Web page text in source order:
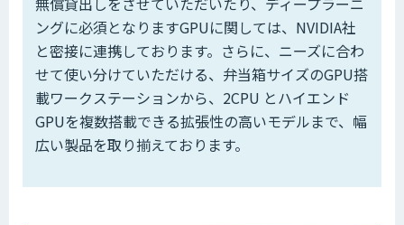
ングに必須となりますGPUに関しては、NVIDIA社
と密接に連携しております。さらに、ニーズに合わ
せて使い分けていただける、弁当箱サイズのGPU搭
載ワークステーションから、2CPU とハイエンド
GPUを複数搭載できる拡張性の高いモデルまで、幅
広い製品を取り揃えております。